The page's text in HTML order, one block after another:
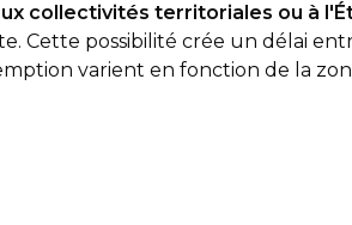
collectivités territoriales ou à
Cette possibilité crée un délai
varient en fonction de la